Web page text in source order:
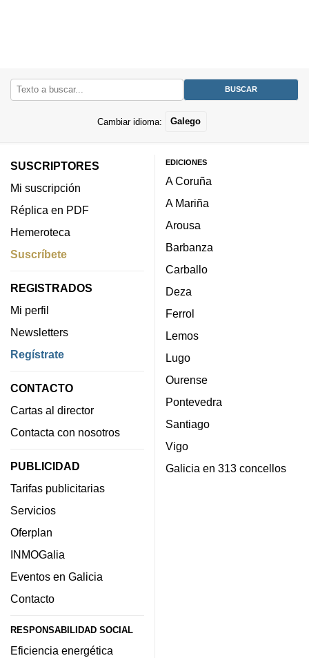
Cambiar idioma: Galego
SUSCRIPTORES
Mi suscripción
Réplica en PDF
Hemeroteca
Suscríbete
REGISTRADOS
Mi perfil
Newsletters
Regístrate
CONTACTO
Cartas al director
Contacta con nosotros
PUBLICIDAD
Tarifas publicitarias
Servicios
Oferplan
INMOGalia
Eventos en Galicia
Contacto
RESPONSABILIDAD SOCIAL
Eficiencia energética
EDICIONES
A Coruña
A Mariña
Arousa
Barbanza
Carballo
Deza
Ferrol
Lemos
Lugo
Ourense
Pontevedra
Santiago
Vigo
Galicia en 313 concellos